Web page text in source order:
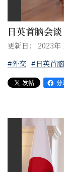
日英首脑会谈
更新日： 2023年
#外交 #日英首